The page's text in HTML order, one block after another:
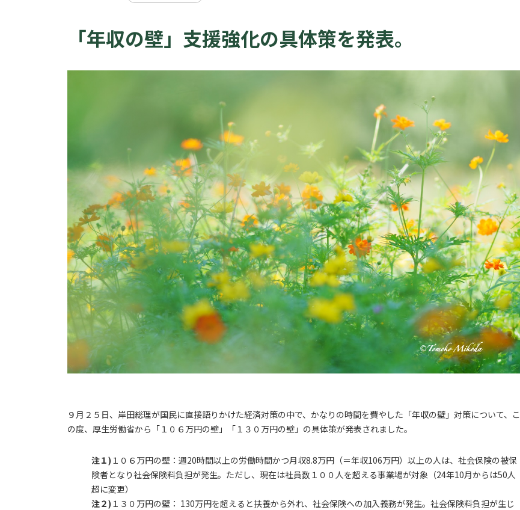
「年収の壁」支援強化の具体策を発表。
９月２５日、岸田総理が国民に直接語りかけた経済対策の中で、かなりの時間を費やした「年収の壁」対策について、こ
の度、厚生労働省から「１０６万円の壁」「１３０万円の壁」の具体策が発表されました。
注１) １０６万円の壁：週20時間以上の労働時間かつ月収8.8万円（＝年収106万円）以上の人は、社会保険の被保
険者となり社会保険料負担が発生。ただし、現在は社員数１００人を超える事業場が対象（24年10月からは50人
超に変更）
注２) １３０万円の壁： 130万円を超えると扶養から外れ、社会保険への加入義務が発生。社会保険料負担が生じ